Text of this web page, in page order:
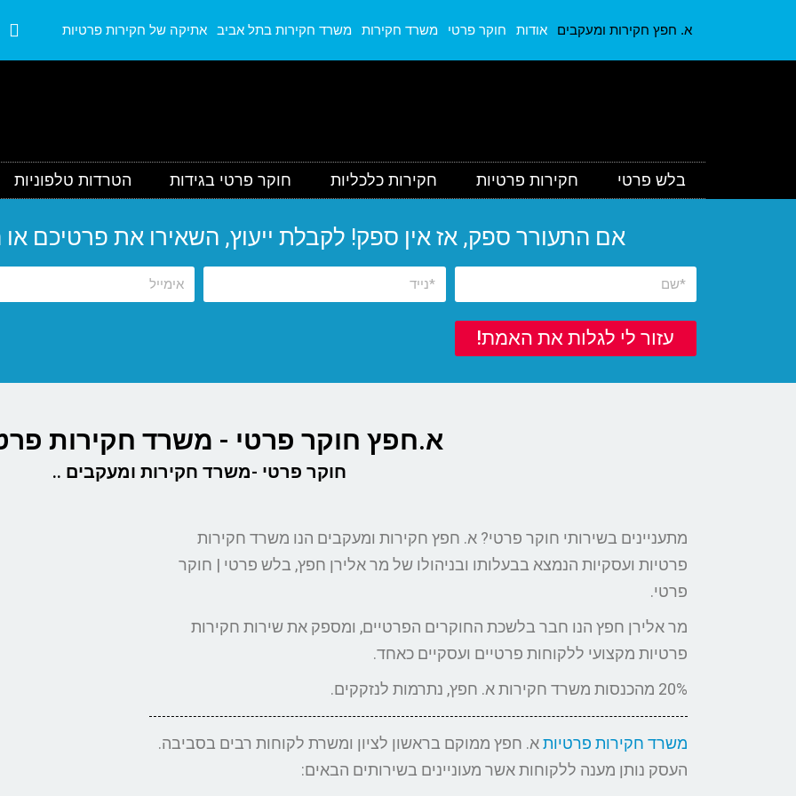
א. חפץ חקירות ומעקבים אודות חוקר פרטי משרד חקירות משרד חקירות בתל אביב אתיקה של חקירות פרטיות
בלש פרטי חקירות פרטיות חקירות כלכליות חוקר פרטי בגידות הטרדות טלפוניות
אם התעורר ספק, אז אין ספק! לקבלת ייעוץ, השאירו את פרטיכם או התקשרו
עזור לי לגלות את האמת!
א.חפץ חוקר פרטי - משרד חקירות
חוקר פרטי -משרד חקירות ומעקבים ..
מתעניינים בשירותי חוקר פרטי? א. חפץ חקירות ומעקבים הנו משרד חקירות
פרטיות ועסקיות הנמצא בבעלותו ובניהולו של מר אלירן חפץ, בלש פרטי | חוקר
פרטי.
מר אלירן חפץ הנו חבר בלשכת החוקרים הפרטיים, ומספק את שירות חקירות
פרטיות מקצועי ללקוחות פרטיים ועסקיים כאחד.
20% מהכנסות משרד חקירות א. חפץ, נתרמות לנזקקים.
משרד חקירות פרטיותא. חפץ ממוקם בראשון לציון ומשרת לקוחות רבים בסביבה.
העסק נותן מענה ללקוחות אשר מעוניינים בשירותים הבאים: